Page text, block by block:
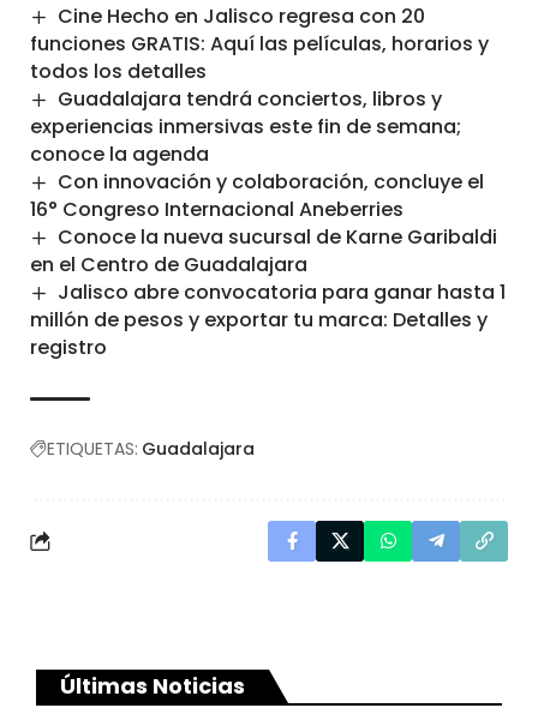
Cine Hecho en Jalisco regresa con 20
funciones GRATIS: Aquí las películas, horarios y
todos los detalles
Guadalajara tendrá conciertos, libros y
experiencias inmersivas este fin de semana;
conoce la agenda
Con innovación y colaboración, concluye el
16° Congreso Internacional Aneberries
Conoce la nueva sucursal de Karne Garibaldi
en el Centro de Guadalajara
Jalisco abre convocatoria para ganar hasta 1
millón de pesos y exportar tu marca: Detalles y
registro
ETIQUETAS: Guadalajara
Últimas Noticias